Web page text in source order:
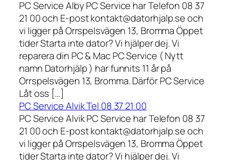
PC Service Alby PC Service har Telefon 08 37
21 00 och E-post kontakt@datorhjalp.se och
vi ligger på Orrspelsvägen 13, Bromma Öppet
tider Starta inte dator? Vi hjälper dej. Vi
reparera din PC & Mac PC Service ( Nytt
namn Datorhjälp ) har funnits 11 år på
Orrspelsvägen 13, Bromma. Därför PC Service
Låt oss […]
PC Service Alvik Tel 08 37 21 00
PC Service Alvik PC Service har Telefon 08 37
21 00 och E-post kontakt@datorhjalp.se och
vi ligger på Orrspelsvägen 13, Bromma Öppet
tider Starta inte dator? Vi hjälper dej. Vi